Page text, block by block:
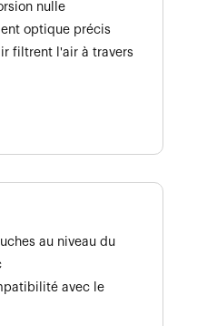
nulle
optique précis
filtrent l'air à travers
au niveau du
avec le